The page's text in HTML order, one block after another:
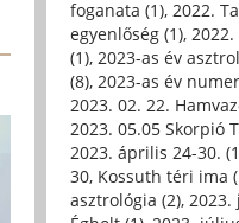
foganata (1), 2022.
egyenlőség (1),
(1), 2023-as év
(8), 2023-as év
2023. 02. 22.
2023. 05.05 Skorpió
2023. április 24-30.
30, Kossuth téri ima
asztrológia (2), 2023.